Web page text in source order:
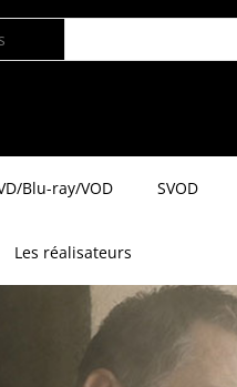
Blu-ray/VOD SVOD
Les réalisateurs